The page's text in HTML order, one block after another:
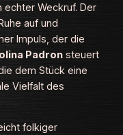
Weckruf. Der
auf und
Impuls, der die
Padronsteuert
dem Stück eine
Vielfalt des
folkiger